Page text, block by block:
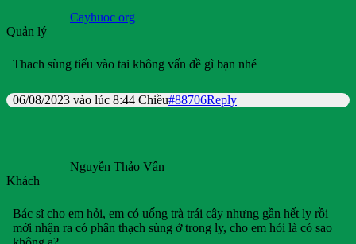
Cayhuoc org
Quản lý
Thach sùng tiểu vào tai không vấn đề gì bạn nhé
06/08/2023 vào lúc 8:44 Chiều#88706Reply
Nguyễn Thảo Vân
Khách
Bác sĩ cho em hỏi, em có uống trà trái cây nhưng gần hết ly rồi
mới nhận ra có phân thạch sùng ở trong ly, cho em hỏi là có sao